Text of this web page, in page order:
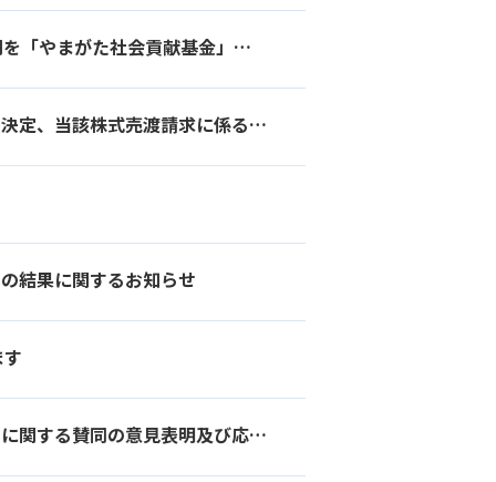
「山形さくらんぼWAON」年間ご利用金額の0.1％にあたる335万円を「やまがた社会貢献基金」に贈呈しお役立ていただきます！
イオン株式会社による当社株券等に係る株式売渡請求を行うことの決定、当該株式売渡請求に係る承認及び当社株式の上場廃止に関するお知らせ
結果に関するお知らせ
親会社であるイオン株式会社による当社株券等に対する公開買付けに関する賛同の意見表明及び応募推奨のお知らせ